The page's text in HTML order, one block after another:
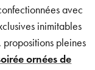
avec
inimitables
pleines
ornées de